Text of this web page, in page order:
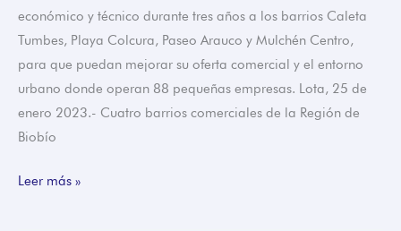
económico y técnico durante tres años a los barrios Caleta
Tumbes, Playa Colcura, Paseo Arauco y Mulchén Centro,
para que puedan mejorar su oferta comercial y el entorno
urbano donde operan 88 pequeñas empresas. Lota, 25 de
enero 2023.- Cuatro barrios comerciales de la Región de
Biobío
Leer más »